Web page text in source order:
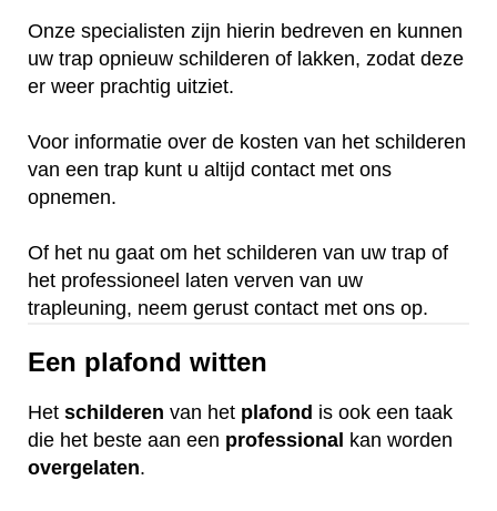
Onze specialisten zijn hierin bedreven en kunnen
uw trap opnieuw schilderen of lakken, zodat deze
er weer prachtig uitziet.
Voor informatie over de kosten van het schilderen
van een trap kunt u altijd contact met ons
opnemen.
Of het nu gaat om het schilderen van uw trap of
het professioneel laten verven van uw
trapleuning, neem gerust contact met ons op.
Een plafond witten
Het schilderen van het plafond is ook een taak
die het beste aan een professional kan worden
overgelaten.